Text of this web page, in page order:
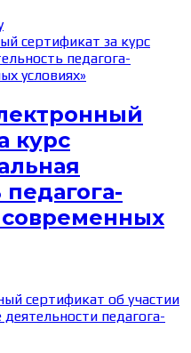
курс